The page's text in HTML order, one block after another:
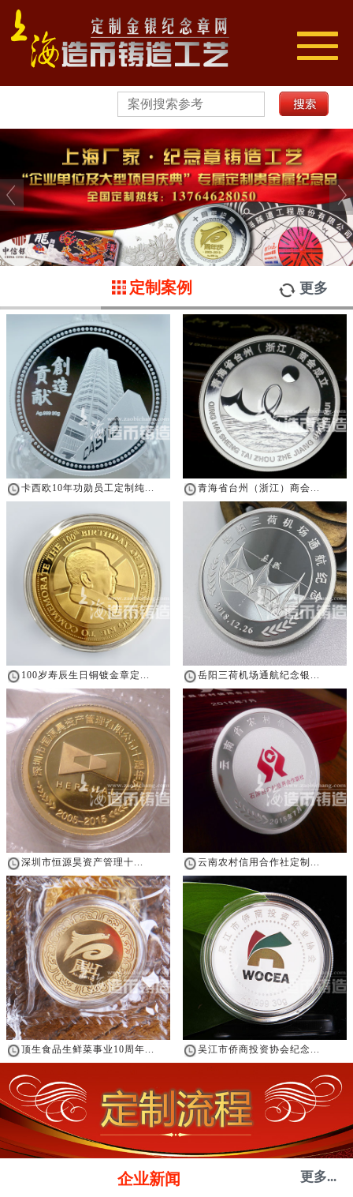
切
换
航
定制案例 更多
卡西欧10年功勋员工定制纯... 青海省台州（浙江）商会...
100岁寿辰生日铜镀金章定... 岳阳三荷机场通航纪念银...
深圳市恒源昊资产管理十... 云南农村信用合作社定制...
顶生食品生鲜菜事业10周年... 吴江市侨商投资协会纪念...
企业新闻 更多...